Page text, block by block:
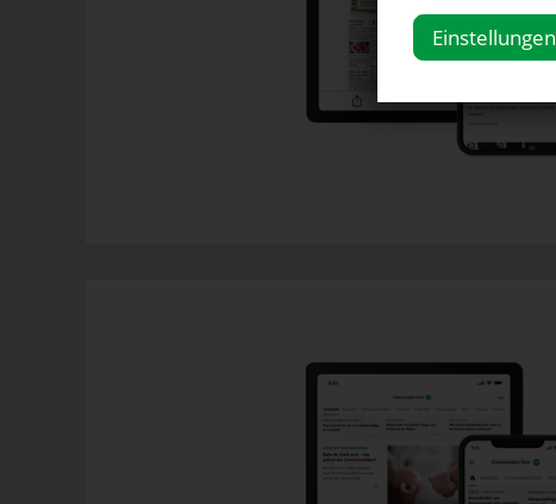
Einstellungen